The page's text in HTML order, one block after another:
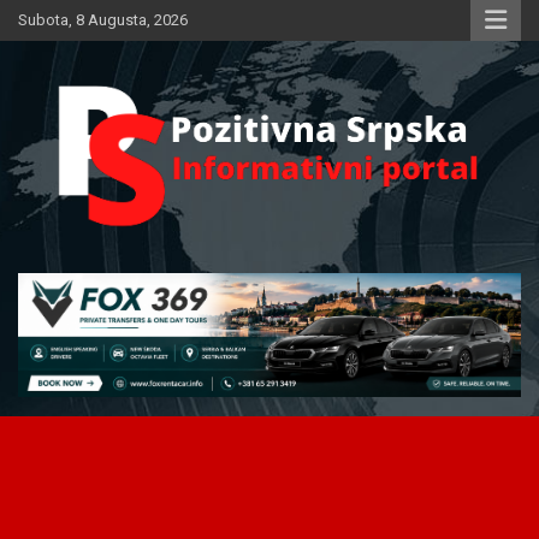
Skip
to
Subota, 8 Augusta, 2026
Pozitivna Srpska